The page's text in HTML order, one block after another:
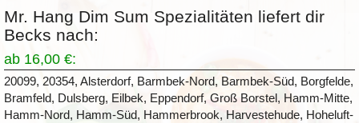
Mr. Hang Dim Sum Spezialitäten liefert dir
Becks nach:
ab 16,00 €:
20099, 20354, Alsterdorf, Barmbek-Nord, Barmbek-Süd, Borgfelde,
Bramfeld, Dulsberg, Eilbek, Eppendorf, Groß Borstel, Hamm-Mitte,
Hamm-Nord, Hamm-Süd, Hammerbrook, Harvestehude, Hoheluft-